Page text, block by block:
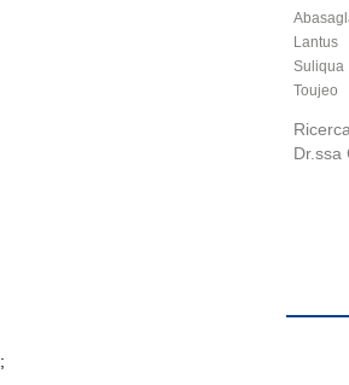
Lantus
Suliqua
Toujeo
Dr.ssa
;